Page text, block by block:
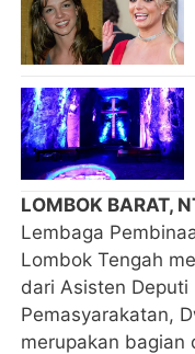
LOMBOK BARAT,
Lembaga
Lombok Tengah
dari Asisten Deputi
Pemasyarakatan,
merupakan bagian